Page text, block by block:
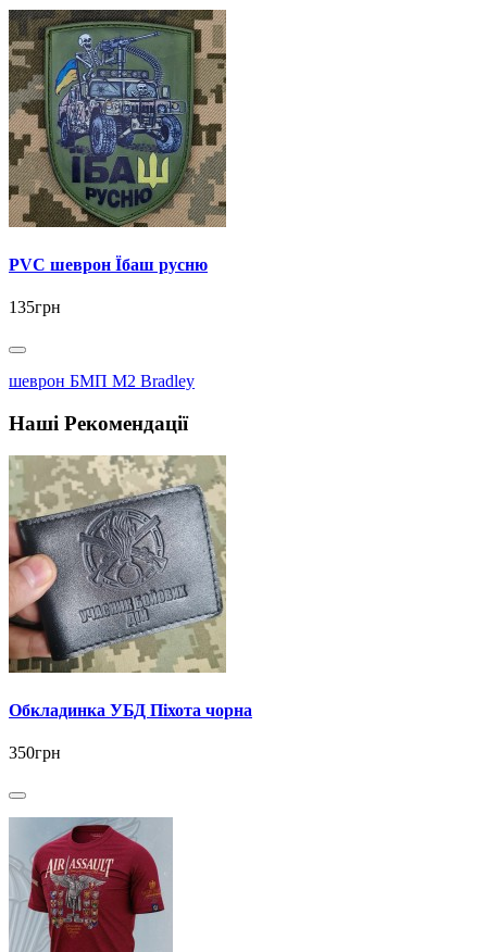
PVC шеврон Їбаш русню
135грн
шеврон БМП M2 Bradley
Наші Рекомендації
Обкладинка УБД Піхота чорна
350грн